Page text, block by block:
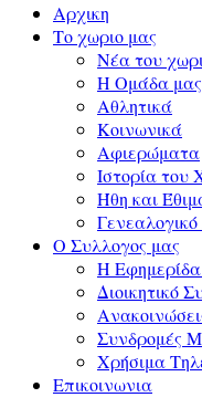
Αρχικη
Το χωριο μας
Νέα του
Η Ομάδα μας
Αθλητικά
Κοινωνικά
Αφιερώματα
Ιστορία του
Ήθη και
Ο Συλλογος μας
Η
Διοικητικό
Συνδρομές
Χρήσιμα
Επικοινωνια